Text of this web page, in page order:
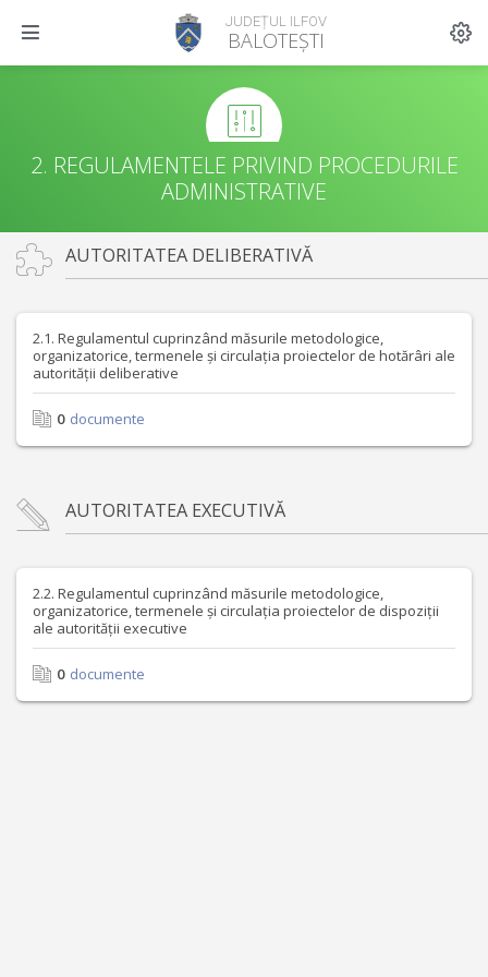
JUDEȚUL ILFOV
BALOTEȘTI
2. REGULAMENTELE PRIVIND PROCEDURILE
ADMINISTRATIVE
AUTORITATEA DELIBERATIVĂ
2.1. Regulamentul cuprinzând măsurile metodologice,
organizatorice, termenele și circulația proiectelor de hotărâri ale
autorității deliberative
0 documente
AUTORITATEA EXECUTIVĂ
2.2. Regulamentul cuprinzând măsurile metodologice,
organizatorice, termenele și circulația proiectelor de dispoziții
ale autorității executive
0 documente